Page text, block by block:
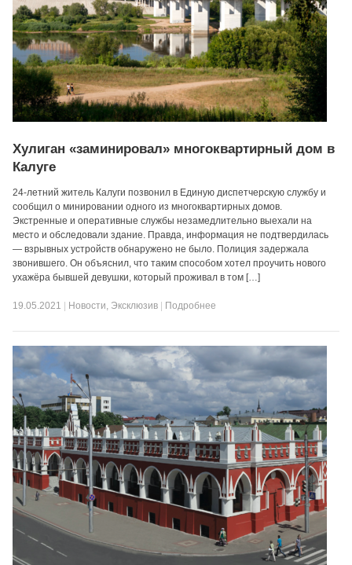
Хулиган «заминировал» многоквартирный дом в
Калуге
24-летний житель Калуги позвонил в Единую диспетчерскую службу и
сообщил о минировании одного из многоквартирных домов.
Экстренные и оперативные службы незамедлительно выехали на
место и обследовали здание. Правда, информация не подтвердилась
— взрывных устройств обнаружено не было. Полиция задержала
звонившего. Он объяснил, что таким способом хотел проучить нового
ухажёра бывшей девушки, который проживал в том […]
19.05.2021 Новости, Эксклюзив Подробнее